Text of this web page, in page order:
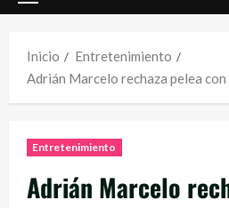
Menú
Inicio
Entretenimiento
Adrián Marcelo rechaza pelea
Entretenimiento
Adrián Marcelo